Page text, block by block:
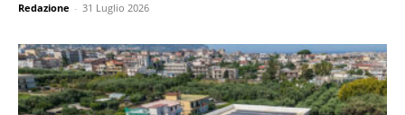
Redazione - 31 Luglio 2026